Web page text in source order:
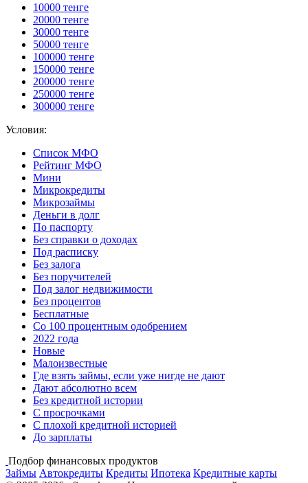
10000 тенге
20000 тенге
30000 тенге
50000 тенге
100000 тенге
150000 тенге
200000 тенге
250000 тенге
300000 тенге
Условия:
Список МФО
Рейтинг МФО
Мини
Микрокредиты
Микрозаймы
Деньги в долг
По паспорту
Без справки о доходах
Под расписку
Без залога
Без поручителей
Под залог недвижимости
Без процентов
Бесплатные
Со 100 процентным одобрением
2022 года
Новые
Малоизвестные
Где взять займы, если уже нигде не дают
Дают абсолютно всем
Без кредитной истории
С просрочками
С плохой кредитной историей
До зарплаты
Подбор финансовых продуктов
Займы Автокредиты Кредиты Ипотека Кредитные карты